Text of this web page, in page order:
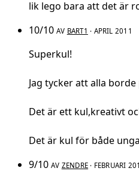
lik lego bara att det är
10/10 AV BART1 · APRIL 2011
Superkul!
Jag tycker att alla
Det är ett kul,kreativt
Det är kul för både
9/10 AV ZENDRE · FEBRUARI